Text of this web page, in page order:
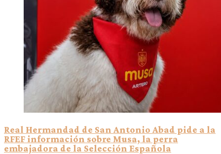
Real Hermandad de San Antonio Abad pide a la
RFEF información sobre Musa, la perra
embajadora de la Selección Española